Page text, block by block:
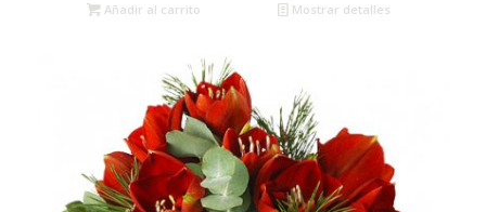
Añadir al carrito Mostrar detalles